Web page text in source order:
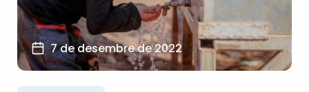
7 de desembre de 2022